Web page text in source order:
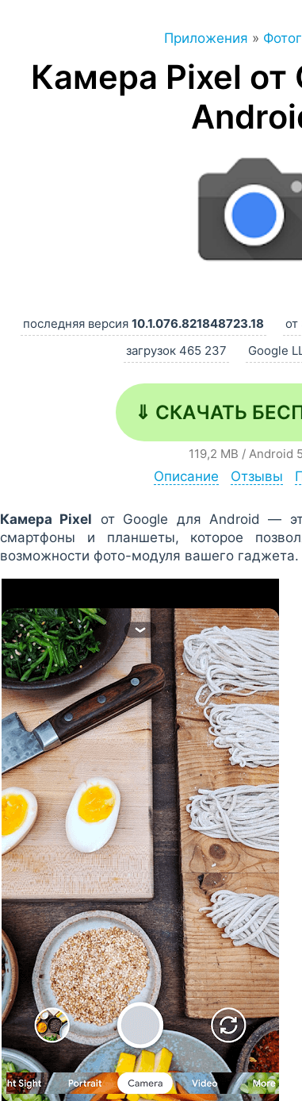
Приложения »
Камера Pixel от
последняя версия 10.1.076.821848723.18 от
загрузок 465 237
Google
⇓ СКАЧАТЬ
119,2 MB / Android
Описание Отзывы
Камера Pixel от Google для Android —
смартфоны и планшеты, которое
возможности фото-модуля вашего гаджета.